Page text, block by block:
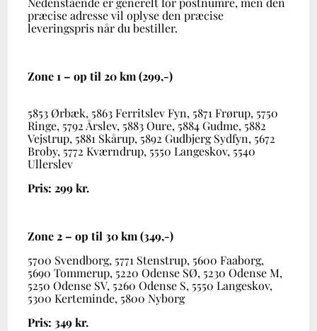
præcise adresse vil oplyse den præcise
leveringspris når du bestiller.
Zone 1 – op til 20 km (299,-)
5853 Ørbæk, 5863 Ferritslev Fyn, 5871 Frørup, 5750
Ringe, 5792 Årslev, 5883 Oure, 5884 Gudme, 5882
Vejstrup, 5881 Skårup, 5892 Gudbjerg Sydfyn, 5672
Broby, 5772 Kværndrup, 5550 Langeskov, 5540
Ullerslev
Pris: 299 kr.
Zone 2 – op til 30 km (349,-)
5700 Svendborg, 5771 Stenstrup, 5600 Faaborg,
5690 Tommerup, 5220 Odense SØ, 5230 Odense M,
5250 Odense SV, 5260 Odense S, 5550 Langeskov,
5300 Kerteminde, 5800 Nyborg
Pris: 349 kr.